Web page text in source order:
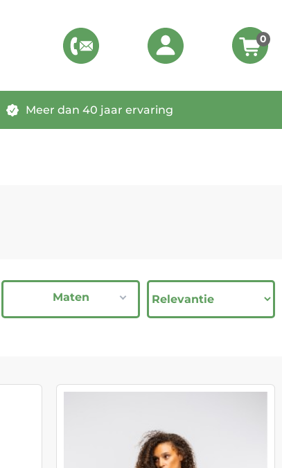
0
Meer dan 40 jaar ervaring
Maten